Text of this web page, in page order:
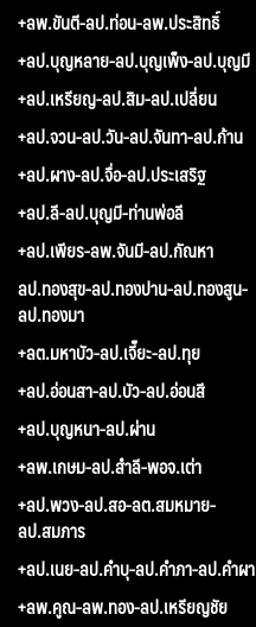
+ลพ.ขันตี-ลป.ท่อน-ลพ.ประสิทธิ์
+ลป.บุญหลาย-ลป.บุญเพ็ง-ลป.บุญมี
+ลป.เหรียญ-ลป.สิม-ลป.เปลี่ยน
+ลป.จวน-ลป.วัน-ลป.จันทา-ลป.ก้าน
+ลป.ผาง-ลป.จื่อ-ลป.ประเสริฐ
+ลป.ลี-ลป.บุญมี-ท่านพ่อลี
+ลป.เพียร-ลพ.จันมี-ลป.กัณหา
ลป.ทองสุข-ลป.ทองปาน-ลป.ทองสูน-
ลป.ทองมา
+ลต.มหาบัว-ลป.เจี๊ยะ-ลป.ทุย
+ลป.อ่อนสา-ลป.บัว-ลป.อ่อนสี
+ลป.บุญหนา-ลป.ผ่าน
+ลพ.เกษม-ลป.สำลี-พอจ.เต่า
+ลป.พวง-ลป.สอ-ลต.สมหมาย-
ลป.สมภาร
+ลป.เนย-ลป.คำบุ-ลป.คำภา-ลป.คำผา
+ลพ.คูณ-ลพ.ทอง-ลป.เหรียญชัย